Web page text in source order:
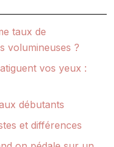
taux de
volumineuses ?
vos yeux :
débutants
et différences